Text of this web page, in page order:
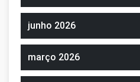
junho 2026
março 2026